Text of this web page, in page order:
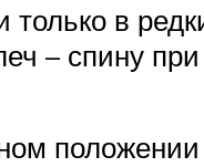
в
– спину